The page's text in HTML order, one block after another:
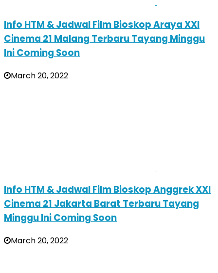
Info HTM & Jadwal Film Bioskop Araya XXI
Cinema 21 Malang Terbaru Tayang Minggu
Ini Coming Soon
March 20, 2022
Info HTM & Jadwal Film Bioskop Anggrek XXI
Cinema 21 Jakarta Barat Terbaru Tayang
Minggu Ini Coming Soon
March 20, 2022